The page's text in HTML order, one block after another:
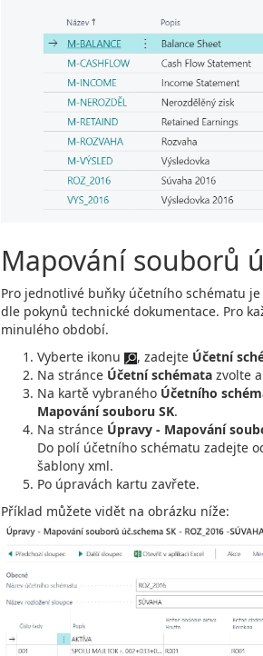
Mapování souborů
Pro jednotlivé buňky účetního schématu
dle pokynů technické dokumentace. Pro
minulého období.
Vyberte ikonu
, zadejte Účetní
Na stránce Účetní schémata zvolte
Na kartě vybraného Účetního
Mapování souboru SK.
Na stránce Úpravy - Mapování
Do polí účetního schématu zadejte
šablony xml.
Po úpravách kartu zavřete.
Příklad můžete vidět na obrázku níže: